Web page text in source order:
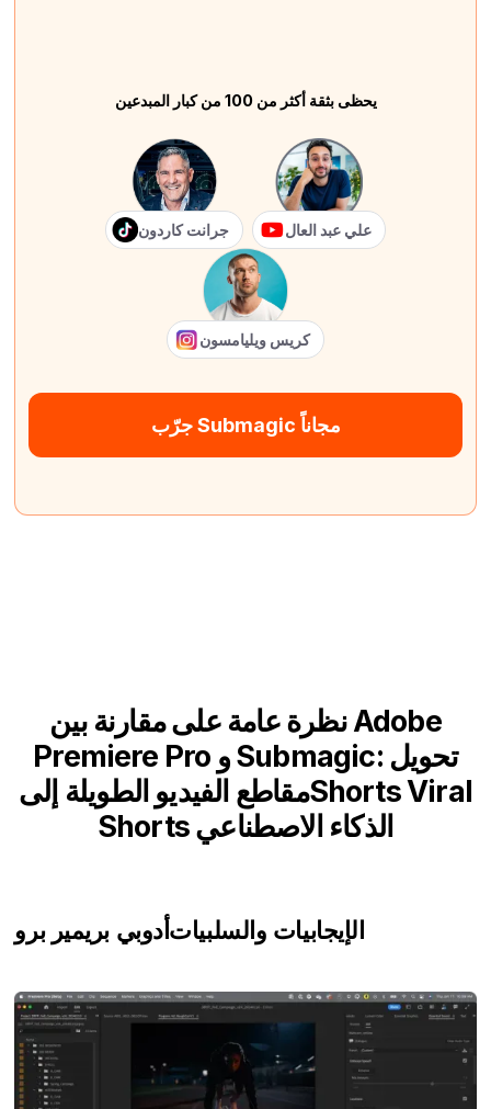
يحظى بثقة أكثر من 100 من كبار المبدعين
جرانت كاردون علي عبد العال
كريس ويليامسون
جرّب Submagic مجاناً
نظرة عامة على مقارنة بين Adobe
Premiere Pro و Submagic: تحويل
مقاطع الفيديو الطويلة إلىShorts Viral
Shorts الذكاء الاصطناعي
أدوبي بريمير بروالإيجابيات والسلبيات